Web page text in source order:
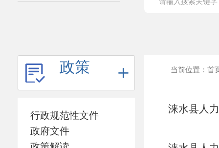
政策
行政规范性文件
政府文件
当前位置： 首
涞水县人